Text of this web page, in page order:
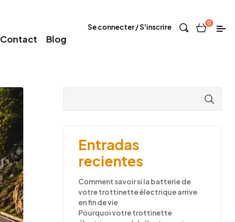
Contact Blog
Se connecter / S'inscrire 0
Entradas
recientes
Comment savoir si la batterie de
votre trottinette électrique arrive
en fin de vie
Pourquoi votre trottinette